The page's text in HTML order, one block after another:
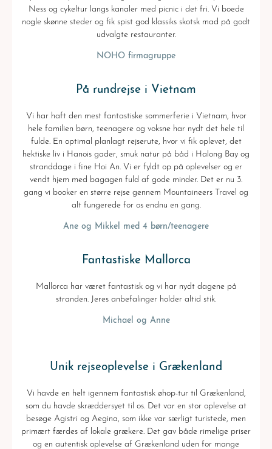
Ness og cykeltur langs kanaler med picnic i det fri. Vi boede
nogle skønne steder og fik spist god klassiks skotsk mad på godt
udvalgte restauranter.
NOHO firmagruppe
På rundrejse i Vietnam
Vi har haft den mest fantastiske sommerferie i Vietnam, hvor
hele familien børn, teenagere og voksne har nydt det hele til
fulde. En optimal planlagt rejserute, hvor vi fik oplevet, det
hektiske liv i Hanois gader, smuk natur på båd i Halong Bay og
stranddage i fine Hoi An. Vi er fyldt op på oplevelser og er
vendt hjem med bagagen fuld af gode minder. Det er nu 3.
gang vi booker en større rejse gennem Mountaineers Travel og
alt fungerede for os endnu en gang.
Ane og Mikkel med 4 børn/teenagere
Fantastiske Mallorca
Mallorca har været fantastisk og vi har nydt dagene på
stranden. Jeres anbefalinger holder altid stik.
Michael og Anne
Unik rejseoplevelse i Grækenland
Vi havde en helt igennem fantastisk øhop-tur til Grækenland,
som du havde skræddersyet til os. Det var en stor oplevelse at
besøge Agistri og Aegina, som ikke var særligt turistede, men
primært færdes af lokale grækere. Det gav både rimelige priser
og en autentisk oplevelse af Grækenland uden for mange